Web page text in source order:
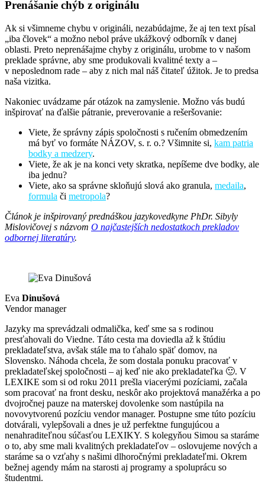
Prenášanie chýb z originálu
Ak si všimneme chybu v origináli, nezabúdajme, že aj ten text písal
„iba človek“ a možno nebol práve ukážkový odborník v danej
oblasti. Preto neprenášajme chyby z originálu, urobme to v našom
preklade správne, aby sme produkovali kvalitné texty a –
v neposlednom rade – aby z nich mal náš čitateľ úžitok. Je to predsa
naša vizitka.
Nakoniec uvádzame pár otázok na zamyslenie. Možno vás budú
inšpirovať na ďalšie pátranie, preverovanie a rešeršovanie:
Viete, že správny zápis spoločnosti s ručením obmedzením
má byť vo formáte NÁZOV, s. r. o.? Všimnite si, kam patria
bodky a medzery.
Viete, že ak je na konci vety skratka, nepíšeme dve bodky, ale
iba jednu?
Viete, ako sa správne skloňujú slová ako granula, medaila,
formula či metropola?
Článok je inšpirovaný prednáškou jazykovedkyne PhDr. Sibyly
Mislovičovej s názvom O najčastejších nedostatkoch prekladov
odbornej literatúry.
Eva Dinušová
Vendor manager
Jazyky ma sprevádzali odmalička, keď sme sa s rodinou
presťahovali do Viedne. Táto cesta ma doviedla až k štúdiu
prekladateľstva, avšak stále ma to ťahalo späť domov, na
Slovensko. Náhoda chcela, že som dostala ponuku pracovať v
prekladateľskej spoločnosti – aj keď nie ako prekladateľka 🙂. V
LEXIKE som si od roku 2011 prešla viacerými pozíciami, začala
som pracovať na front desku, neskôr ako projektová manažérka a po
dvojročnej pauze na materskej dovolenke som nastúpila na
novovytvorenú pozíciu vendor manager. Postupne sme túto pozíciu
dotvárali, vylepšovali a dnes je už perfektne fungujúcou a
nenahraditeľnou súčasťou LEXIKY. S kolegyňou Simou sa staráme
o to, aby sme mali kvalitných prekladateľov – oslovujeme nových a
staráme sa o vzťahy s našimi dlhoročnými prekladateľmi. Okrem
bežnej agendy mám na starosti aj programy a spoluprácu so
študentmi.